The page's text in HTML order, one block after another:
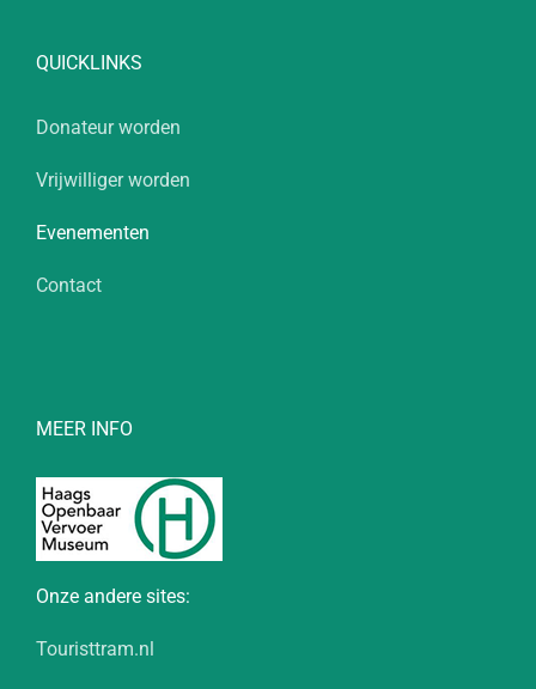
QUICKLINKS
Donateur worden
Vrijwilliger worden
Evenementen
Contact
MEER INFO
Onze andere sites:
Touristtram.nl